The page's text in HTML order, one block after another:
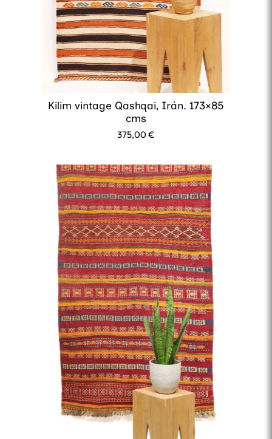
Kilim vintage Qashqai, Irán. 173×85
cms
375,00€